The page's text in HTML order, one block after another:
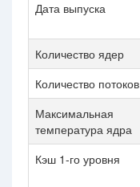
Дата выпуска
Количество ядер
Количество потоков
Максимальная
температура ядра
Кэш 1-го уровня